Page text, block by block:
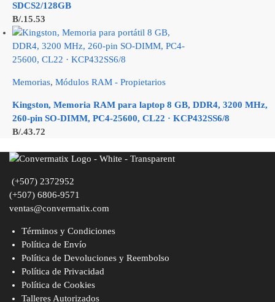
SDCS2/128GB
B/.15.53
Memorias, Módulos RAM - Propietarios
Kingston, Memoria RAM para laptop 8 GB, DDR4, 3200 MHz,
260-pin SO-DIMM, PC4-25600, CL22 · KCP432SS6/8
B/.43.72
(+507) 2372952
(+507) 6806-9571
ventas@convermatix.com
Términos y Condiciones
Política de Envío
Política de Devoluciones y Reembolso
Política de Privacidad
Política de Cookies
Talleres Autorizados